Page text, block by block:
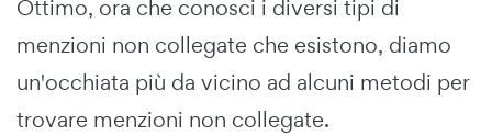
Ottimo, ora che conosci i diversi tipi di
menzioni non collegate che esistono, diamo
un'occhiata più da vicino ad alcuni metodi per
trovare menzioni non collegate.